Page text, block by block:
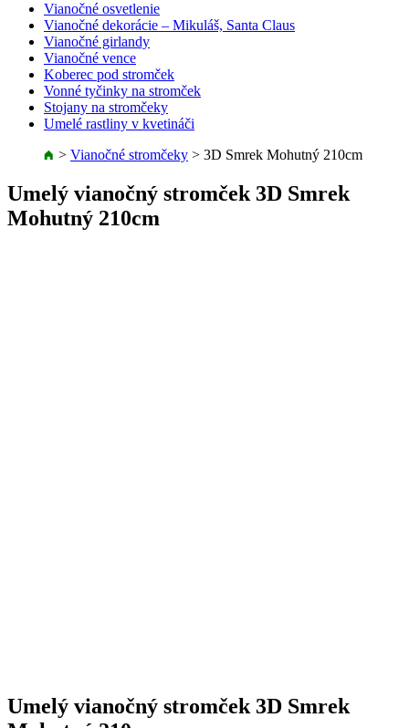
Vianočné osvetlenie
Vianočné dekorácie – Mikuláš, Santa Claus
Vianočné girlandy
Vianočné vence
Koberec pod stromček
Vonné tyčinky na stromček
Stojany na stromčeky
Umelé rastliny v kvetináči
> Vianočné stromčeky > 3D Smrek Mohutný 210cm
Umelý vianočný stromček 3D Smrek
Mohutný 210cm
Umelý vianočný stromček 3D Smrek